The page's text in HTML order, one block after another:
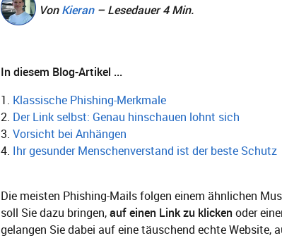
VonKieran – Lesedauer 4 Min.
In diesem Blog-Artikel ...
1. Klassische Phishing-Merkmale
2. Der Link selbst: Genau hinschauen lohnt sich
3. Vorsicht bei Anhängen
4. Ihr gesunder Menschenverstand ist der beste Schutz
Die meisten Phishing-Mails folgen einem ähnlichen
soll Sie dazu bringen,auf einen Link zu klicken oder
gelangen Sie dabei auf eine täuschend echte Website,